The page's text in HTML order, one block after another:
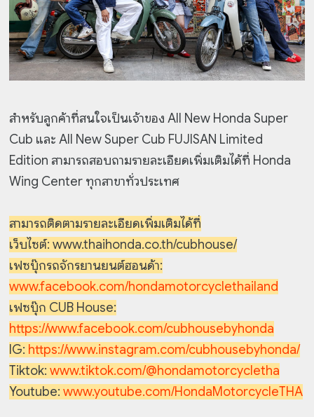
สำหรับลูกค้าที่สนใจเป็นเจ้าของ All New Honda Super
Cub และ All New Super Cub FUJISAN Limited
Edition สามารถสอบถามรายละเอียดเพิ่มเติมได้ที่ Honda
Wing Center ทุกสาขาทั่วประเทศ
สามารถติดตามรายละเอียดเพิ่มเติมได้ที่
เว็บไซต์: www.thaihonda.co.th/cubhouse/
เฟซบุ๊กรถจักรยานยนต์ฮอนด้า:
www.facebook.com/hondamotorcyclethailand
เฟซบุ๊ก CUB House:
https://www.facebook.com/cubhousebyhonda
IG: https://www.instagram.com/cubhousebyhonda/
Tiktok:www.tiktok.com/@hondamotorcycletha
Youtube:www.youtube.com/HondaMotorcycleTHA